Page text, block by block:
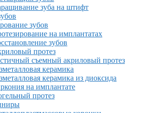
зуба на штифт
зубов
на имплантатах
зубов
протез
съемный акриловый протез
керамика
керамика из диоксида
на имплантате
протез